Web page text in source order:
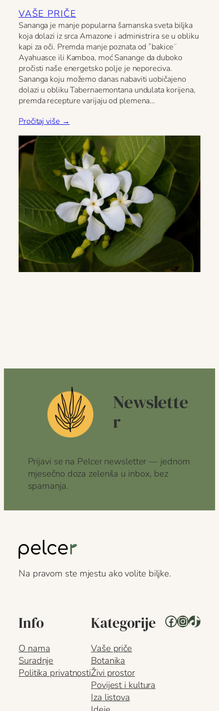
VAŠE PRIČE
Sananga je manje popularna šamanska sveta biljka
koja dolazi iz srca Amazone i administrira se u obliku
kapi za oči. Premda manje poznata od ˝bakice¨
Ayahuasce ili Kamboa, moć Sanange da duboko
pročisti naše energetsko polje je neporeciva.
Sananga koju možemo danas nabaviti uobičajeno
dolazi u obliku Tabernaemontana undulata korijena,
premda recepture varijaju od plemena…
Pročitaj više →
Newslette
r
Prijavi se na Pelcer newsletter — jednom
mjesečno doza zelenila u inbox, bez
spamanja.
Na pravom ste mjestu ako volite biljke.
Info
O nama
Suradnje
Politika privatnosti
Kategorije
Vaše priče
Botanika
Živi prostor
Povijest i kultura
Iza listova
Facebook